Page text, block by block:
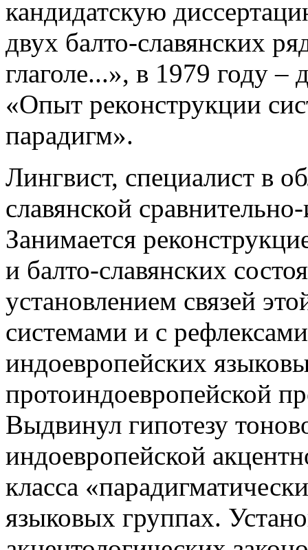
кандидатскую
двух балто-славянских
глаголе...», в 1979 году
«Опыт реконструкции
парадигм».
Лингвист, специалист в
славянской
Занимается
и балто-славянских
установлением связей
системами и с
индоевропейских
протоиндоевропейской
Выдвинул гипотезу
индоевропейской
класса
языковых группах.